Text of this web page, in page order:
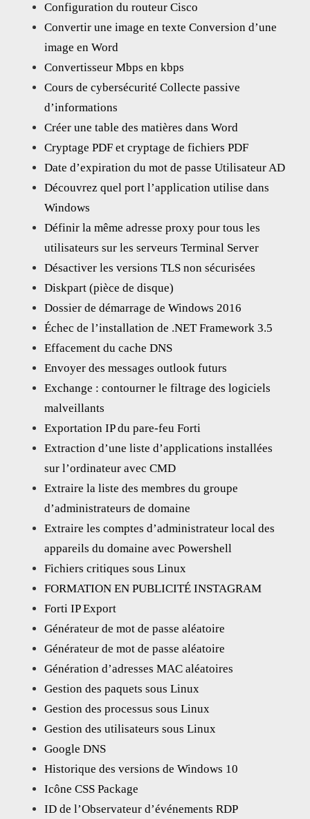
Configuration du routeur Cisco
Convertir une image en texte Conversion d’une
image en Word
Convertisseur Mbps en kbps
Cours de cybersécurité Collecte passive
d’informations
Créer une table des matières dans Word
Cryptage PDF et cryptage de fichiers PDF
Date d’expiration du mot de passe Utilisateur AD
Découvrez quel port l’application utilise dans
Windows
Définir la même adresse proxy pour tous les
utilisateurs sur les serveurs Terminal Server
Désactiver les versions TLS non sécurisées
Diskpart (pièce de disque)
Dossier de démarrage de Windows 2016
Échec de l’installation de .NET Framework 3.5
Effacement du cache DNS
Envoyer des messages outlook futurs
Exchange : contourner le filtrage des logiciels
malveillants
Exportation IP du pare-feu Forti
Extraction d’une liste d’applications installées
sur l’ordinateur avec CMD
Extraire la liste des membres du groupe
d’administrateurs de domaine
Extraire les comptes d’administrateur local des
appareils du domaine avec Powershell
Fichiers critiques sous Linux
FORMATION EN PUBLICITÉ INSTAGRAM
Forti IP Export
Générateur de mot de passe aléatoire
Générateur de mot de passe aléatoire
Génération d’adresses MAC aléatoires
Gestion des paquets sous Linux
Gestion des processus sous Linux
Gestion des utilisateurs sous Linux
Google DNS
Historique des versions de Windows 10
Icône CSS Package
ID de l’Observateur d’événements RDP